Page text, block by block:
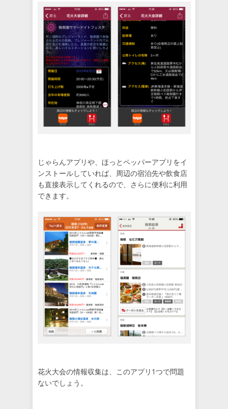
じゃらんアプリや、ほっとペッパーアプリをイ
ンストールしていれば、周辺の宿泊先や飲食店
も直接表示してくれるので、さらに便利に利用
できます。
花火大会の情報収集は、このアプリ1つで問題
ないでしょう。